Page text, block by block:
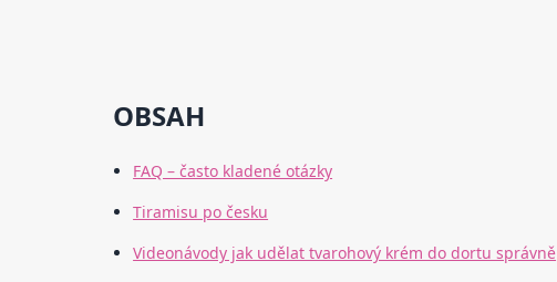
OBSAH
FAQ – často kladené otázky
Tiramisu po česku
Videonávody jak udělat tvarohový krém do dortu správně